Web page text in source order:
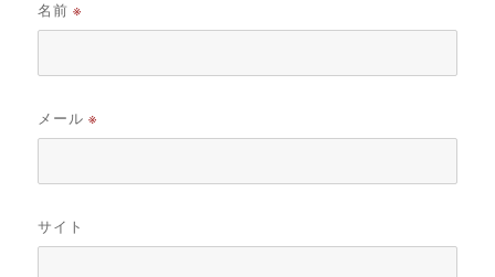
名前※
メール※
サイト